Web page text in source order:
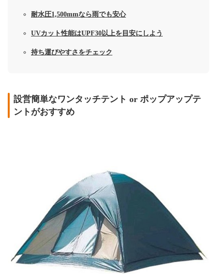
耐水圧1,500mmなら雨でも安心
UVカット性能はUPF30以上を目安にしよう
持ち運びやすさをチェック
設営簡単なワンタッチテント or ポップアップテ
ントがおすすめ